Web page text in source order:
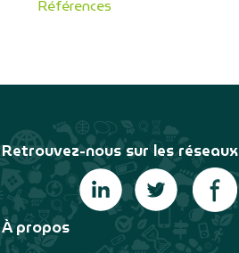
Références
Retrouvez-nous sur les réseaux
À propos